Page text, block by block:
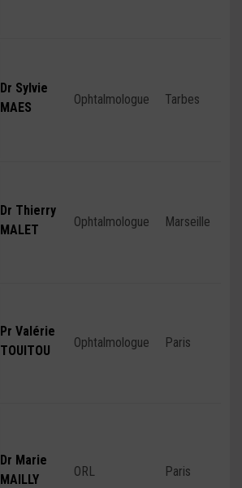
Dr Sylvie
MAES
Ophtalmologue Tarbes
Dr Thierry
MALET
Ophtalmologue Marseille
Pr Valérie
TOUITOU
Ophtalmologue Paris
Dr Marie
MAILLY
ORL Paris